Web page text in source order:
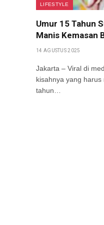
LIFESTYLE
Umur 15 Tahun
Manis Kemasan
14 AGUSTUS 2025
Jakarta – Viral di
kisahnya yang
tahun…